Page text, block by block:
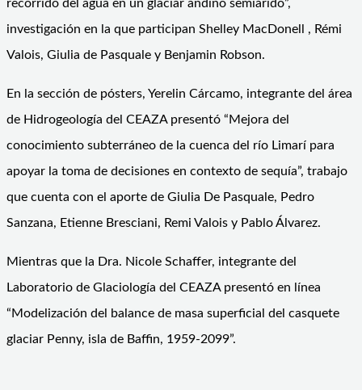
recorrido del agua en un glaciar andino semiárido”,
investigación en la que participan Shelley MacDonell , Rémi
Valois, Giulia de Pasquale y Benjamin Robson.
En la sección de pósters, Yerelin Cárcamo, integrante del área
de Hidrogeología del CEAZA presentó “Mejora del
conocimiento subterráneo de la cuenca del río Limarí para
apoyar la toma de decisiones en contexto de sequía”, trabajo
que cuenta con el aporte de Giulia De Pasquale, Pedro
Sanzana, Etienne Bresciani, Remi Valois y Pablo Álvarez.
Mientras que la Dra. Nicole Schaffer, integrante del
Laboratorio de Glaciología del CEAZA presentó en línea
“Modelización del balance de masa superficial del casquete
glaciar Penny, isla de Baffin, 1959-2099”.